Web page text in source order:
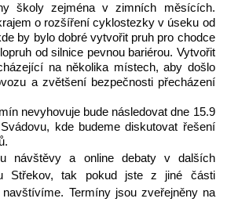
školy zejména v zimních měsících.
o rozšíření cyklostezky v úseku od
by bylo dobré vytvořit pruh pro chodce
od silnice pevnou bariérou. Vytvořit
na několika místech, aby došlo
a zvětšení bezpečnosti přecházení
nevyhovuje bude následovat dne 15.9
kde budeme diskutovat řešení
návštěvy a online debaty v dalších
Střekov, tak pokud jste z jiné části
Termíny jsou zveřejněny na